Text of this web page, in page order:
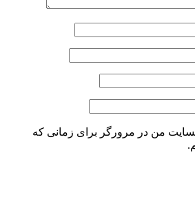
من در مرورگر برای زمانی که